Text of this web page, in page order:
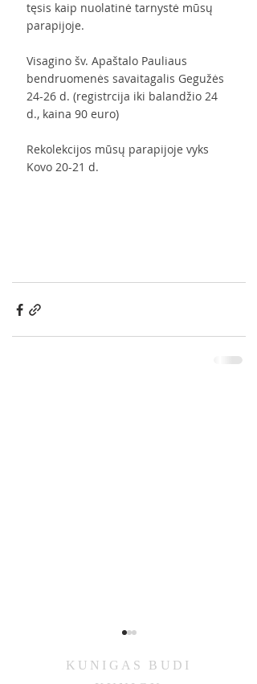
tęsis kaip nuolatinė tarnystė mūsų
parapijoje.
Visagino šv. Apaštalo Pauliaus
bendruomenės savaitagalis Gegužės
24-26 d. (registrcija iki balandžio 24
d., kaina 90 euro)
Rekolekcijos mūsų parapijoje vyks
Kovo 20-21 d.
KUNIGAS BUDI